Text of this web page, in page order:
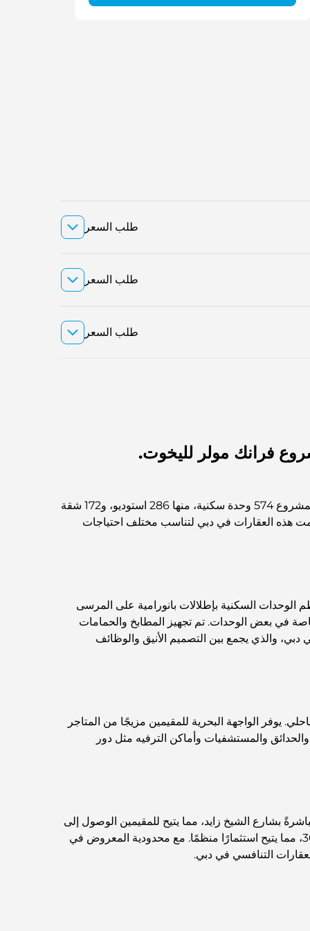
طلب السعر
طلب السعر
طلب السعر
فرانك مولر لليخوت.
يتألف المشروع من شقق سكنية في دبي، وتتنوع الخيارات بين استوديوهات صغيرة وكبيرة وشقق بثلاث غرف نوم. يضم المشروع 574 وحدة سكنية، منها 286 استوديو، و172 شقة
بثلاث غرف نوم. بالإضافة إلى ذلك، يضم المشروع 11 وحدة تجارية. صُممت هذه العقارات في دبي لتناسب مختلف احتياجات
الوحدات السكنية بإطلالات بانورامية على المرسى
في بعض الوحدات. تم تجهيز المطابخ والحمامات
والذي يجمع بين التصميم الأنيق والوظائف
الواجهة البحرية للمقيمين مزيجًا من المتاجر
والمستشفيات وأماكن الترفيه مثل دور
بشارع الشيخ زايد، مما يتيح للمقيمين الوصول إلى
وسط مدينة دبي في حوالي 5 دقائق. تبدأ أسعار الشقق من 1.2 مليون درهم إماراتي، ويدعمها خطة سداد مرنة بنسبة 30/70، مما يتيح استثمارًا منظمًا. مع محدودية المعروض في
التنافسي في دبي.